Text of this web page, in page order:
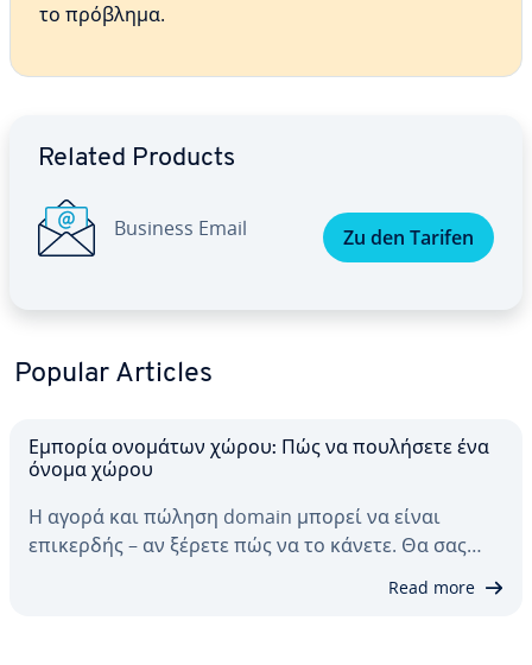
το πρόβλημα.
Related Products
Business Email Zu den Tarifen
Popular Articles
Εμπορία ονομάτων χώρου: Πώς να πουλήσετε ένα
όνομα χώρου
Η αγορά και πώληση domain μπορεί να είναι
επικερδής – αν ξέρετε πώς να το κάνετε. Θα σας…
Read more